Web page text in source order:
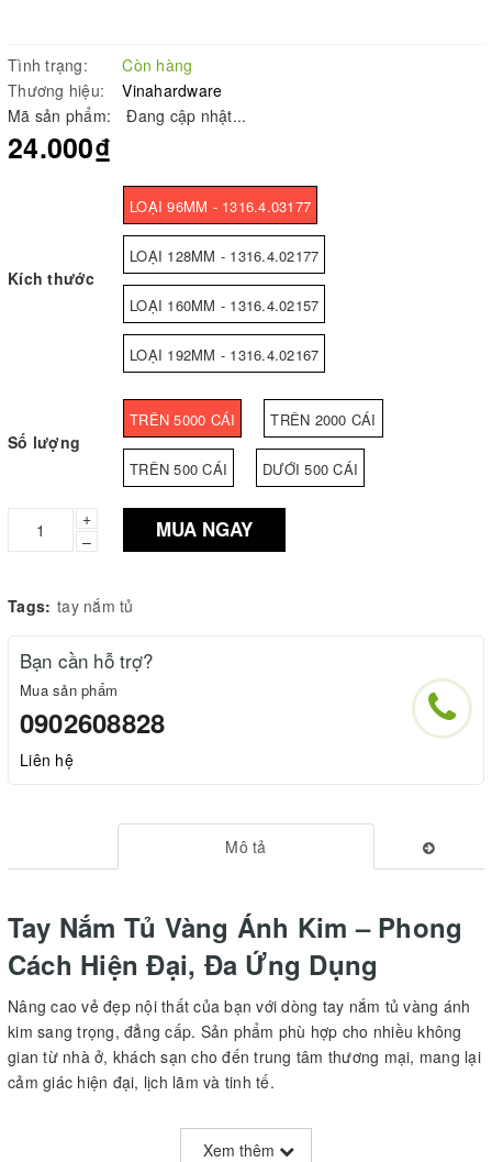
Tình trạng:
Còn hàng
Thương hiệu:
Vinahardware
Mã sản phẩm:
Đang cập nhật...
24.000₫
Kích thước
LOẠI 96MM - 1316.4.03177
LOẠI 128MM - 1316.4.02177
LOẠI 160MM - 1316.4.02157
LOẠI 192MM - 1316.4.02167
Số lượng
TRÊN 5000 CÁI TRÊN 2000 CÁI
TRÊN 500 CÁI DƯỚI 500 CÁI
+
–
MUA NGAY
Tags: tay nắm tủ
Bạn cần hỗ trợ?
Mua sản phẩm
0902608828
Liên hệ
Mô tả
Tay Nắm Tủ Vàng Ánh Kim – Phong
Cách Hiện Đại, Đa Ứng Dụng
Nâng cao vẻ đẹp nội thất của bạn với dòng tay nắm tủ vàng ánh
kim sang trọng, đẳng cấp. Sản phẩm phù hợp cho nhiều không
gian từ nhà ở, khách sạn cho đến trung tâm thương mại, mang lại
cảm giác hiện đại, lịch lãm và tinh tế.
Xem thêm